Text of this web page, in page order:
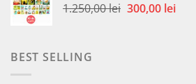
65,00 lei.
1.250,00lei Prețul
300,00 lei
BEST SELLING